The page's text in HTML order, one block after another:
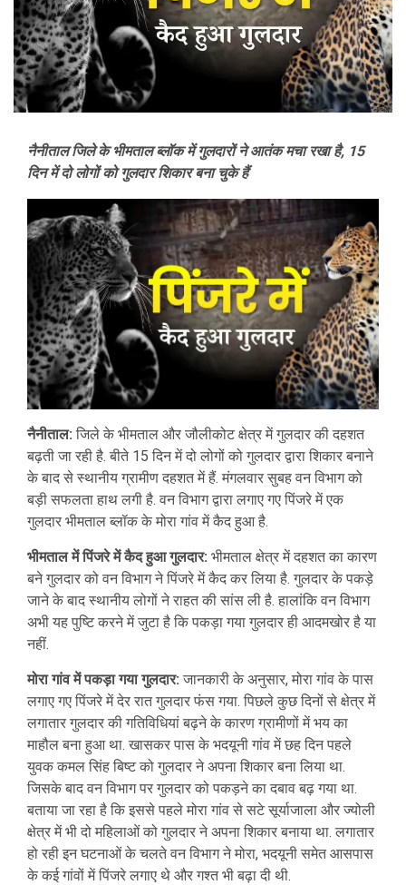
नैनीताल जिले के भीमताल ब्लॉक में गुलदारों ने आतंक मचा रखा है, 15
दिन में दो लोगों को गुलदार शिकार बना चुके हैं
नैनीताल: जिले के भीमताल और जौलीकोट क्षेत्र में गुलदार की दहशत
बढ़ती जा रही है. बीते 15 दिन में दो लोगों को गुलदार द्वारा शिकार बनाने
के बाद से स्थानीय ग्रामीण दहशत में हैं. मंगलवार सुबह वन विभाग को
बड़ी सफलता हाथ लगी है. वन विभाग द्वारा लगाए गए पिंजरे में एक
गुलदार भीमताल ब्लॉक के मोरा गांव में कैद हुआ है.
भीमताल में पिंजरे में कैद हुआ गुलदार: भीमताल क्षेत्र में दहशत का कारण
बने गुलदार को वन विभाग ने पिंजरे में कैद कर लिया है. गुलदार के पकड़े
जाने के बाद स्थानीय लोगों ने राहत की सांस ली है. हालांकि वन विभाग
अभी यह पुष्टि करने में जुटा है कि पकड़ा गया गुलदार ही आदमखोर है या
नहीं.
मोरा गांव में पकड़ा गया गुलदार: जानकारी के अनुसार, मोरा गांव के पास
लगाए गए पिंजरे में देर रात गुलदार फंस गया. पिछले कुछ दिनों से क्षेत्र में
लगातार गुलदार की गतिविधियां बढ़ने के कारण ग्रामीणों में भय का
माहौल बना हुआ था. खासकर पास के भदयूनी गांव में छह दिन पहले
युवक कमल सिंह बिष्ट को गुलदार ने अपना शिकार बना लिया था.
जिसके बाद वन विभाग पर गुलदार को पकड़ने का दबाव बढ़ गया था.
बताया जा रहा है कि इससे पहले मोरा गांव से सटे सूर्याजाला और ज्योली
क्षेत्र में भी दो महिलाओं को गुलदार ने अपना शिकार बनाया था. लगातार
हो रही इन घटनाओं के चलते वन विभाग ने मोरा, भदयूनी समेत आसपास
के कई गांवों में पिंजरे लगाए थे और गश्त भी बढ़ा दी थी.